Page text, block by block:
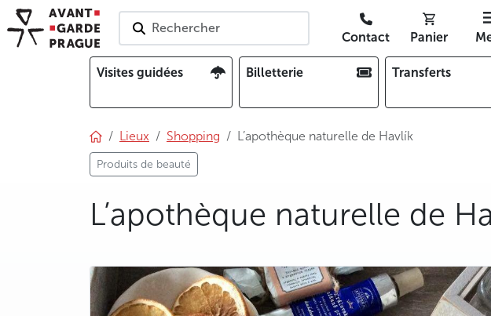
Rechercher
Contact Panier
Visites guidées Billetterie Transferts
Lieux Shopping L’apothèque naturelle de Havlík
Produits de beauté
L’apothèque naturelle de
photo 5
photo 6
photo 7
photo 8
photo 9